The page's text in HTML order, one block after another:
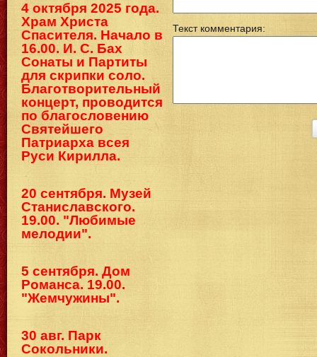
4 октября 2025 года.
Храм Христа
Спасителя. Начало в
16.00. И. С. Бах
Сонаты и Партиты
для скрипки соло.
Благотворительный
концерт, проводится
по благословению
Святейшего
Патриарха всея
Руси Кирилла.
20 сентября. Музей
Станиславского.
19.00. "Любимые
мелодии".
5 сентября. Дом
Романса. 19.00.
"Жемчужины".
30 авг. Парк
Сокольники.
Текст комментария: